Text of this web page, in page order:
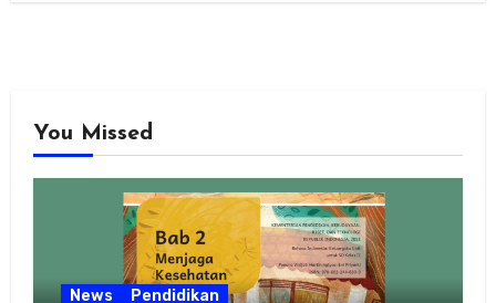
You Missed
News Pendidikan